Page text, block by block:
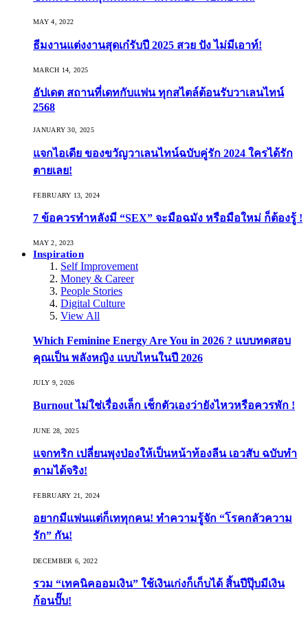
MAY 4, 2022
ธีมงานแต่งงานสุดเก๋รับปี 2025 สวย ปัง ไม่มีเอาท์!
MARCH 14, 2025
อัปเดต สถานที่เดทกับแฟน ทุกสไตล์ต้อนรับวาเลนไทน์
2568
JANUARY 30, 2025
แจกไอเดีย ของขวัญวาเลนไทน์ฉบับคู่รัก 2024 ใครได้รัก
ตายเลย!
FEBRUARY 13, 2024
7 ข้อควรทำหลังมี “SEX” จะมือฉมัง หรือมือใหม่ ก็ต้องรู้ !
MAY 2, 2023
Inspiration
Self Improvement
Money & Career
People Stories
Digital Culture
View All
Which Feminine Energy Are You in 2026 ? แบบทดสอบ
คุณเป็น พลังหญิง แบบไหนในปี 2026
JULY 9, 2026
Burnout ไม่ใช่เรื่องเล็ก เช็กตัวเองว่ายังไหวหรือควรพัก !
JUNE 28, 2025
แจกทริก เปลี่ยนพุงป่องให้เป็นหน้าท้องลีน เอวสับ ฉบับทำ
ตามได้จริง!
FEBRUARY 21, 2024
อยากมีแฟนแต่ก็เททุกคน! ทำความรู้จัก “โรคกลัวความ
รัก” กัน!
DECEMBER 6, 2022
รวม “เทคนิคออมเงิน” ใช้เงินเก่งก็เก็บได้ สิ้นปีปุ๊บมีเงิน
ก้อนปั๊บ!